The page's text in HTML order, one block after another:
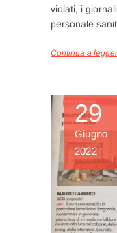
violati, i
personale
Continua a
29
Giugno
2022